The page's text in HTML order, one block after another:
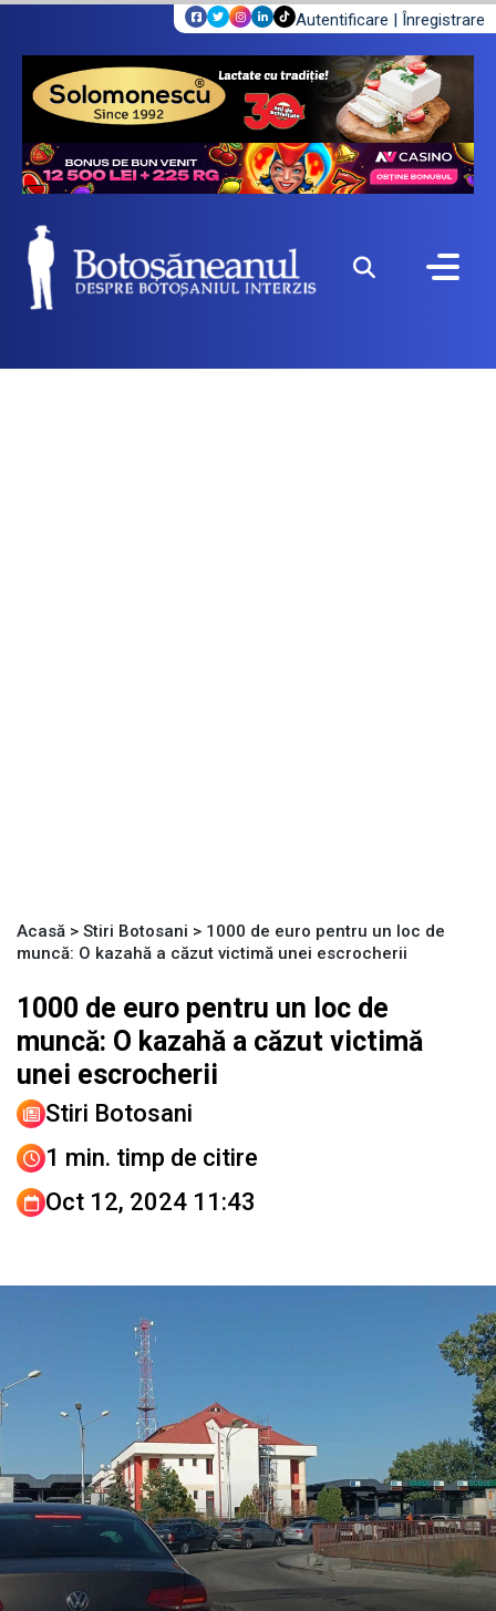
Autentificare | Înregistrare
Acasă > Stiri Botosani > 1000 de euro pentru un loc de
muncă: O kazahă a căzut victimă unei escrocherii
1000 de euro pentru un loc de
muncă: O kazahă a căzut victimă
unei escrocherii
Stiri Botosani
1 min. timp de citire
Oct 12, 2024 11:43